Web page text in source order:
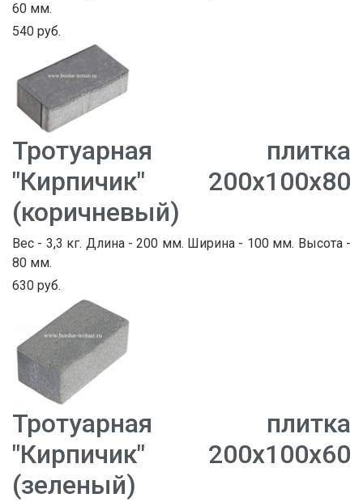
60 мм.
540 руб.
Тротуарная плитка
"Кирпичик" 200х100х80
(коричневый)
Вес - 3,3 кг. Длина - 200 мм. Ширина - 100 мм. Высота -
80 мм.
630 руб.
Тротуарная плитка
"Кирпичик" 200х100х60
(зеленый)